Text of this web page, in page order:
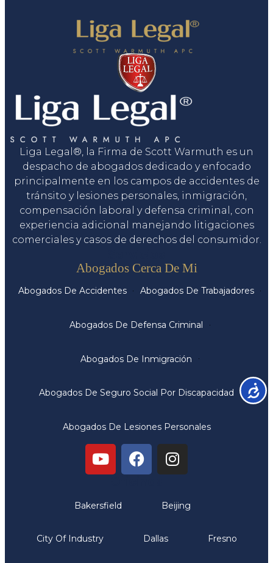
Liga Legal®, la Firma de Scott Warmuth es un
despacho de abogados dedicado y enfocado
principalmente en los campos de accidentes de
tránsito y lesiones personales, inmigración,
compensación laboral y defensa criminal, con
experiencia adicional manejando litigaciones
comerciales y casos de derechos del consumidor.
Abogados Cerca De Mi
Abogados De Accidentes Abogados De Trabajadores
Abogados De Defensa Criminal
Abogados De Inmigración
Abogados De Seguro Social Por Discapacidad
Abogados De Lesiones Personales
Bakersfield Beijing
City Of Industry Dallas Fresno